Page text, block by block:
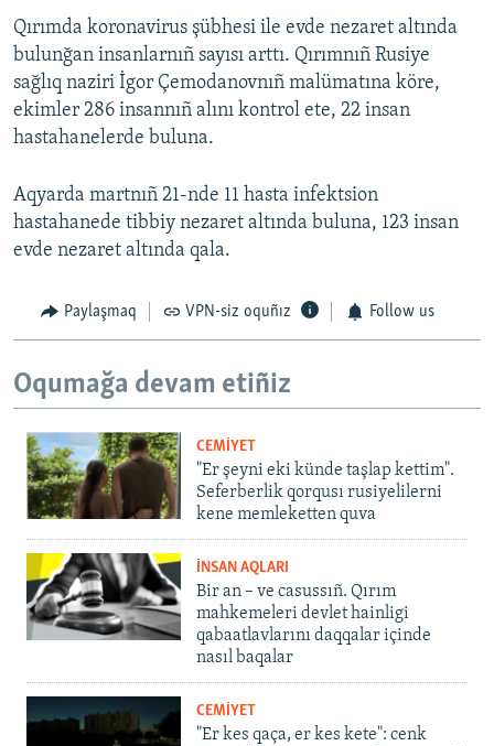
Qırımda koronavirus şübhesi ile evde nezaret altında
bulunğan insanlarnıñ sayısı arttı. Qırımnıñ Rusiye
sağlıq naziri İgor Çemodanovnıñ malümatına köre,
ekimler 286 insannıñ alını kontrol ete, 22 insan
hastahanelerde buluna.
Aqyarda martnıñ 21-nde 11 hasta infektsion
hastahanede tibbiy nezaret altında buluna, 123 insan
evde nezaret altında qala.
Paylaşmaq VPN-siz oquñız Follow us
Oqumağa devam etiñiz
CEMİYET
"Er şeyni eki künde taşlap kettim".
Seferberlik qorqusı rusiyelilerni
kene memleketten quva
İNSAN AQLARI
Bir an – ve casussıñ. Qırım
mahkemeleri devlet hainligi
qabaatlavlarını daqqalar içinde
nasıl baqalar
CEMİYET
"Er kes qaça, er kes kete": cenk